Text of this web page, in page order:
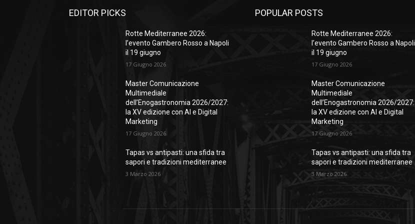
EDITOR PICKS
Rotte Mediterranee 2026:
l’evento Gambero Rosso a Napoli
il 19 giugno
17 Giugno 2026
Master Comunicazione
Multimediale
dell’Enogastronomia 2026/2027:
la XV edizione con AI e Digital
Marketing
17 Giugno 2026
Tapas vs antipasti: una sfida tra
sapori e tradizioni mediterranee
3 Marzo 2026
POPULAR POSTS
Rotte Mediterranee 2026:
l’evento Gambero Rosso a Napoli
il 19 giugno
17 Giugno 2026
Master Comunicazione
Multimediale
dell’Enogastronomia 2026/2027:
la XV edizione con AI e Digital
Marketing
17 Giugno 2026
Tapas vs antipasti: una sfida tra
sapori e tradizioni mediterranee
3 Marzo 2026